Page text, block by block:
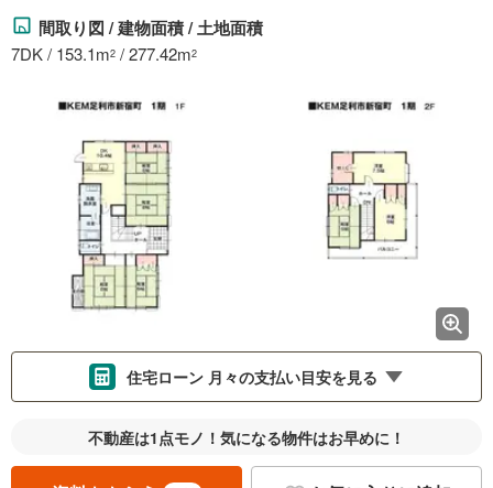
間取り図 / 建物面積 / 土地面積
7DK / 153.1m2 / 277.42m2
住宅ローン 月々の支払い目安を見る
金利 ％
不動産は1点モノ！気になる物件はお早めに！